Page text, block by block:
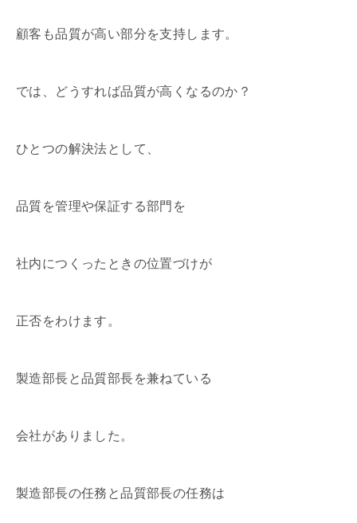
顧客も品質が高い部分を支持します。
では、どうすれば品質が高くなるのか？
ひとつの解決法として、
品質を管理や保証する部門を
社内につくったときの位置づけが
正否をわけます。
製造部長と品質部長を兼ねている
会社がありました。
製造部長の任務と品質部長の任務は